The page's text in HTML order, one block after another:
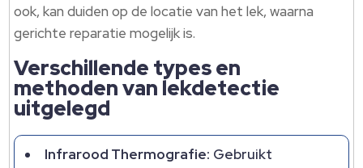
ook, kan duiden op de locatie van het lek, waarna
gerichte reparatie mogelijk is.​
Verschillende types en
methoden van lekdetectie
uitgelegd
Infrarood Thermografie: Gebruikt